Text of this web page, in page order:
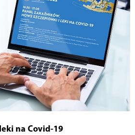
na Covid-19